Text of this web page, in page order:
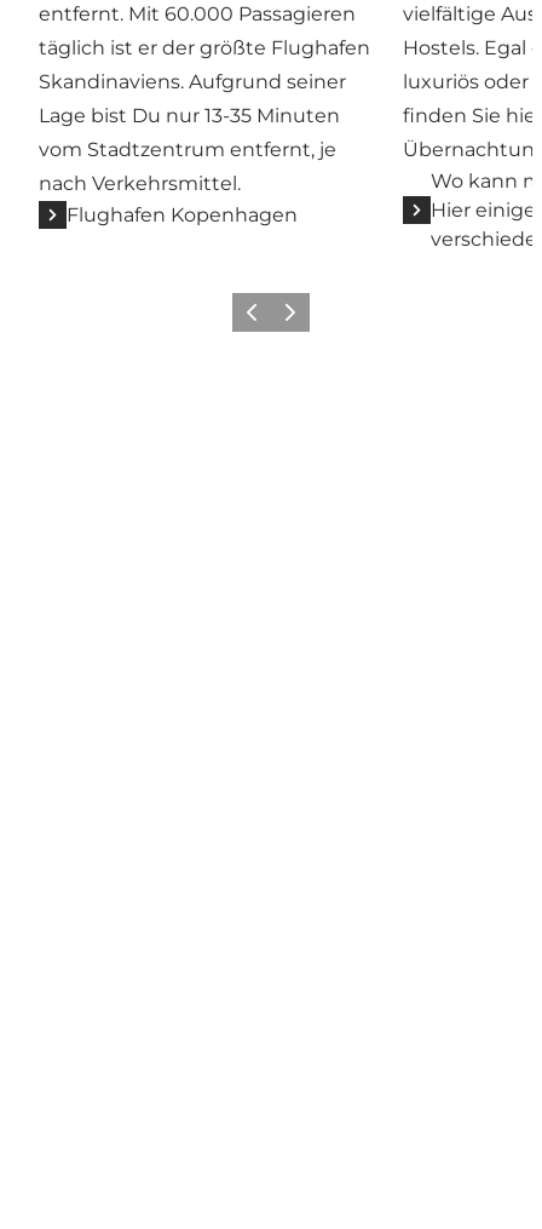
entfernt. Mit 60.000 Passagieren
täglich ist er der größte Flughafen
Skandinaviens. Aufgrund seiner
Lage bist Du nur 13-35 Minuten
vom Stadtzentrum entfernt, je
nach Verkehrsmittel.
Flughafen Kopenhagen
vielfältige
Hostels. Egal
luxuriös oder
finden Sie
Wo kann
Hier einige
ZurückWeiter